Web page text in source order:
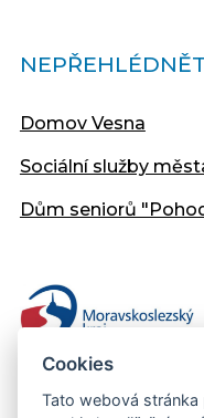
Domov Vesna
Sociální služby
Dům seniorů
Cookies
Tato webová